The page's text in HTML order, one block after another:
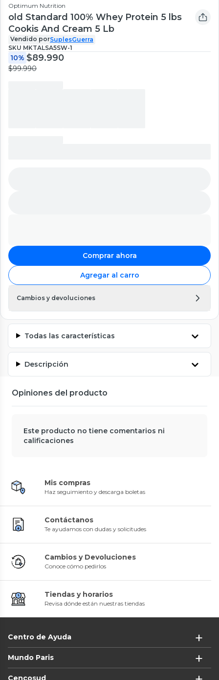
Optimum Nutrition
old Standard 100% Whey Protein 5 lbs
Cookis And Cream 5 Lb
Vendido porSuplesGuerra
SKU MKTALSA5SW-1
10% $89.990
$99.990
Comprar ahora
Agregar al carro
Cambios y devoluciones
Todas las características
Descripción
Opiniones del producto
Este producto no tiene comentarios ni
calificaciones
Mis compras
Haz seguimiento y descarga boletas
Contáctanos
Te ayudamos con dudas y solicitudes
Cambios y Devoluciones
Conoce cómo pedirlos
Tiendas y horarios
Revisa dónde están nuestras tiendas
Centro de Ayuda
Mundo Paris
Cencosud